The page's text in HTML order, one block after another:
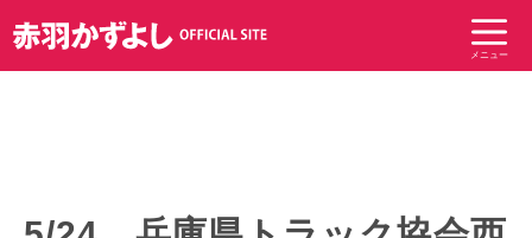
ン
テ
メニュー